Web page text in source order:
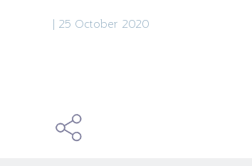
25 October 2020